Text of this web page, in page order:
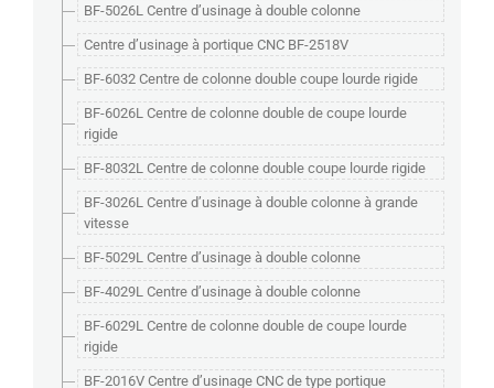
BF-5026L Centre d’usinage à double colonne
Centre d’usinage à portique CNC BF-2518V
BF-6032 Centre de colonne double coupe lourde rigide
BF-6026L Centre de colonne double de coupe lourde
rigide
BF-8032L Centre de colonne double coupe lourde rigide
BF-3026L Centre d’usinage à double colonne à grande
vitesse
BF-5029L Centre d’usinage à double colonne
BF-4029L Centre d’usinage à double colonne
BF-6029L Centre de colonne double de coupe lourde
rigide
BF-2016V Centre d’usinage CNC de type portique